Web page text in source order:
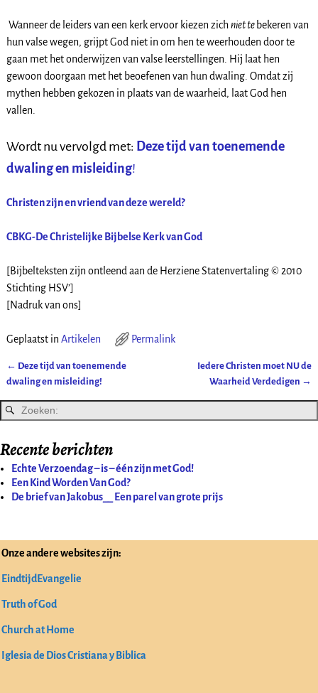
Wanneer de leiders van een kerk ervoor kiezen zichniet te bekeren van
hun valse wegen, grijpt God niet in om hen te weerhouden door te
gaan met het onderwijzen van valse leerstellingen. Hij laat hen
gewoon doorgaan met het beoefenen van hun dwaling. Omdat zij
mythen hebben gekozen in plaats van de waarheid, laat God hen
vallen.
Wordt nu vervolgd met: Deze tijd van toenemende
dwaling en misleiding!
Christen zijn en vriend van deze wereld?
CBKG-De Christelijke Bijbelse Kerk van God
[Bijbelteksten zijn ontleend aan de Herziene Statenvertaling © 2010
Stichting HSV’]
[Nadruk van ons]
Geplaatst in Artikelen Permalink
Bericht navigatie
← Deze tijd van toenemende
dwaling en misleiding!
Iedere Christen moet NU de
Waarheid Verdedigen →
Recente berichten
Echte Verzoendag – is – één zijn met God!
Een Kind Worden Van God?
De brief van Jakobus__ Een parel van grote prijs
Onze andere websites zijn:
EindtijdEvangelie
Truth of God
Church at Home
Iglesia de Dios Cristiana y Biblica